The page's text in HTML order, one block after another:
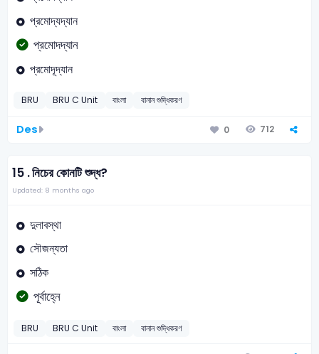
প্রমোদ্যদ্যান
প্রমোদদ্যান
প্রমোদূদ্যান
BRU BRU C Unit বাংলা বানান শুদ্ধিকরণ
Des 0 712
15 .নিচের কোনটি শুদ্ধ?
Updated: 8 months ago
দুলাবস্থা
সৌজন্যতা
সঠিক
পূর্বাহ্নে
BRU BRU C Unit বাংলা বানান শুদ্ধিকরণ